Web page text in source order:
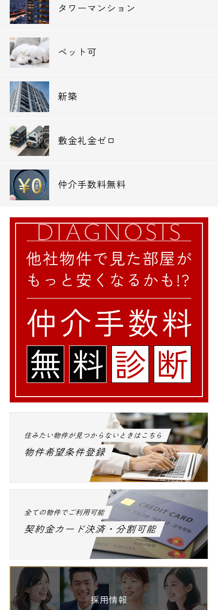
タワーマンション
ペット可
新築
敷金礼金ゼロ
仲介手数料無料
住みたい物件が見つからないときはこちら
物件希望条件登録
全ての物件でご利用可能
契約金カード決済・分割可能
採用情報